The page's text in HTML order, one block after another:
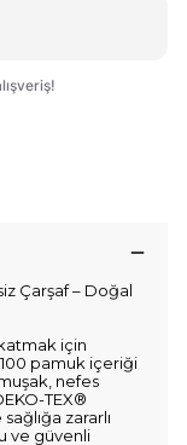
Çarşaf – Doğal
için
pamuk içeriği
nefes
TEX®
zararlı
ve güvenli